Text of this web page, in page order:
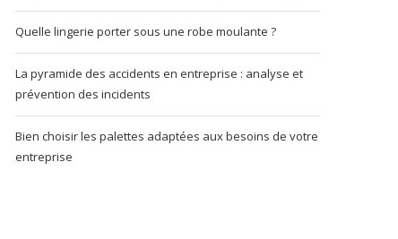
Quelle lingerie porter sous une robe moulante ?
La pyramide des accidents en entreprise : analyse et
prévention des incidents
Bien choisir les palettes adaptées aux besoins de votre
entreprise